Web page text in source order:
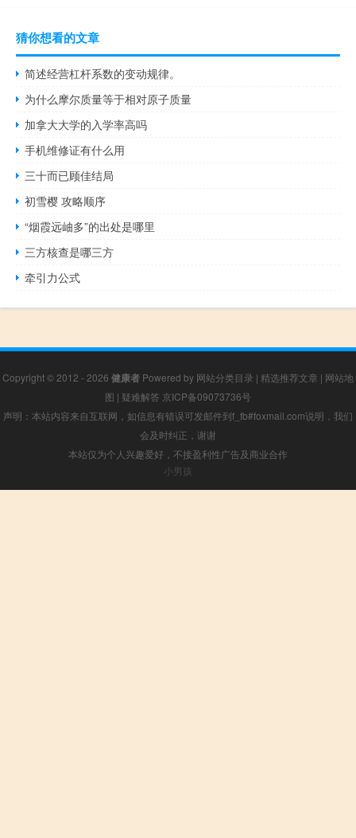
猜你想看的文章
简述经营杠杆系数的变动规律。
为什么摩尔质量等于相对原子质量
加拿大大学的入学率高吗
手机维修证有什么用
三十而已顾佳结局
初雪樱 攻略顺序
“烟霞远岫多”的出处是哪里
三方核查是哪三方
牵引力公式
Copyright © 2012 - 2026 健康者 Powered by 网站分类目录 | 精选推荐文章 | 网站地
图 | 疑难解答 京ICP备09073736号
声明：本站内容来自互联网，如信息有错误可发邮件到f_fb#foxmail.com说明，我们
会及时纠正，谢谢
本站仅为个人兴趣爱好，不接盈利性广告及商业合作
小男孩